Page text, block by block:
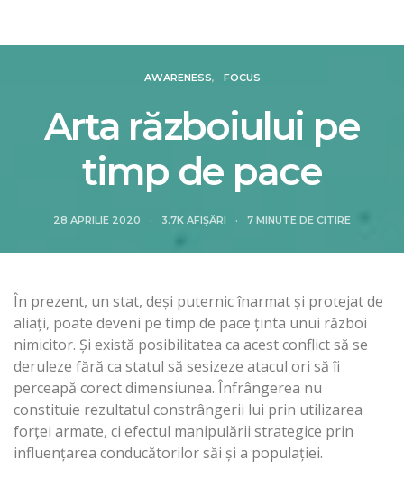
AWARENESS FOCUS
Arta războiului pe
timp de pace
28 APRILIE 2020 3.7K AFIȘĂRI 7 MINUTE DE CITIRE
În prezent, un stat, deşi puternic înarmat şi protejat de
aliaţi, poate deveni pe timp de pace ţinta unui război
nimicitor. Şi există posibilitatea ca acest conflict să se
deruleze fără ca statul să sesizeze atacul ori să îi
perceapă corect dimensiunea. Înfrângerea nu
constituie rezultatul constrângerii lui prin utilizarea
forţei armate, ci efectul manipulării strategice prin
influenţarea conducătorilor săi şi a populaţiei.